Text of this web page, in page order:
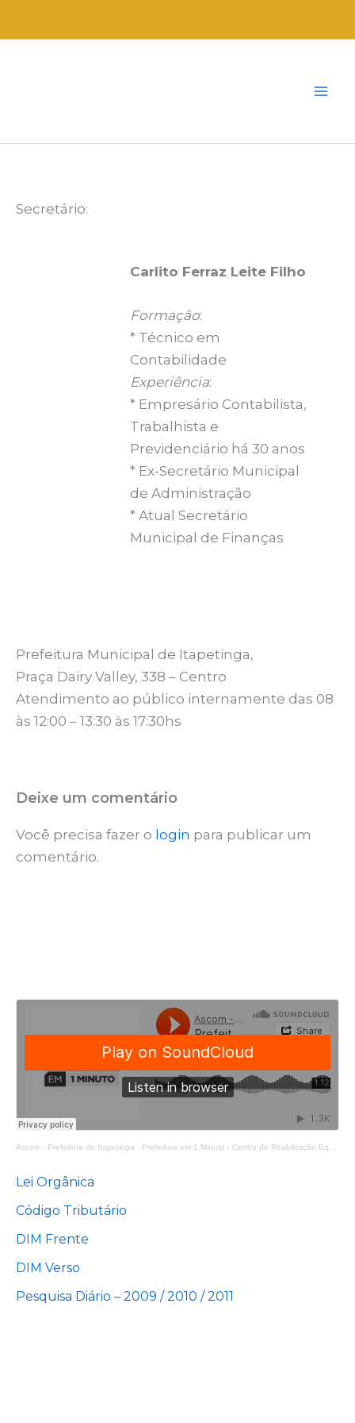
Secretário:
Carlito Ferraz Leite Filho
Formação:
* Técnico em
Contabilidade
Experiência:
* Empresário Contabilista,
Trabalhista e
Previdenciário há 30 anos
* Ex-Secretário Municipal
de Administração
* Atual Secretário
Municipal de Finanças
Prefeitura Municipal de Itapetinga,
Praça Dairy Valley, 338 – Centro
Atendimento ao público internamente das 08
às 12:00 – 13:30 às 17:30hs
Deixe um comentário
Você precisa fazer o login para publicar um
comentário.
Ascom - Prefeitura de Itapetinga · Prefeitura em 1 Minuto - Centro de Reabilitação Equoterapia Manoela
Lei Orgânica
Código Tributário
DIM Frente
DIM Verso
Pesquisa Diário – 2009 / 2010 / 2011